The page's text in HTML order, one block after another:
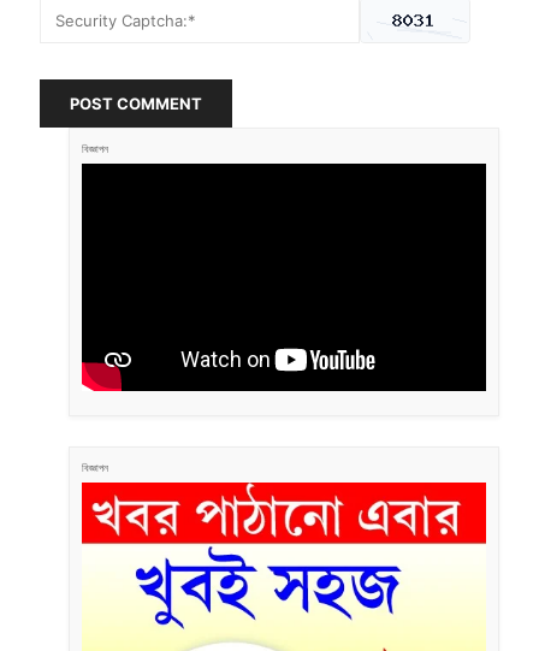
POST COMMENT
বিজ্ঞাপন
বিজ্ঞাপন